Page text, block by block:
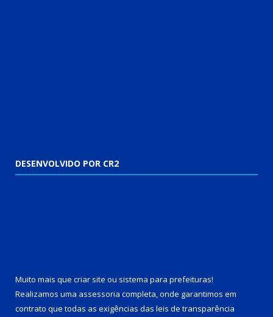
DESENVOLVIDO POR CR2
Muito mais que criar site ou sistema para prefeituras!
Realizamos uma assessoria completa, onde garantimos em
contrato que todas as exigências das leis de transparência